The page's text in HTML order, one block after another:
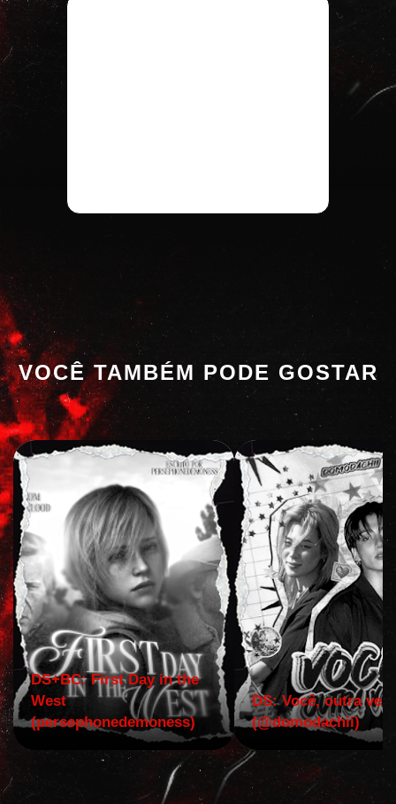
VOCÊ TAMBÉM PODE GOSTAR
DS+BC: First Day in the
West
(persephonedemoness)
DS: Você, outra vez!
(@domodachii)